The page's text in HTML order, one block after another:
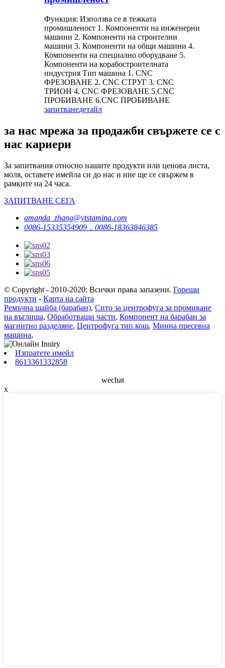
Функция: Използва се в тежката
промишленост 1. Компоненти на инженерни
машини 2. Компоненти на строителни
машини 3. Компоненти на общи машини 4.
Компоненти на специално оборудване 5.
Компоненти на корабостроителната
индустрия Тип машина 1. CNC
ФРЕЗОВАНЕ 2. CNC СТРУГ 3. CNC
ТРИОН 4. CNC ФРЕЗОВАНЕ 5.CNC
ПРОБИВАНЕ 6.CNC ПРОБИВАНЕ
запитванедетайл
за нас мрежа за продажби свържете се с
нас кариери
За запитвания относно нашите продукти или ценова листа,
моля, оставете имейла си до нас и ние ще се свържем в
рамките на 24 часа.
ЗАПИТВАНЕ СЕГА
amanda_zhang@ytstamina.com
0086-15335354909，0086-18363846385
© Copyright - 2010-2020: Всички права запазени. Горещи
продукти - Карта на сайта
Ремъчна шайба (барабан), Сито за центрофуга за промиване
на въглища, Обработващи части, Компонент на барабан за
магнитно разделяне, Центрофуга тип кош, Минна пресевна
машина,
Изпратете имейл
8613361332858
wechat
x